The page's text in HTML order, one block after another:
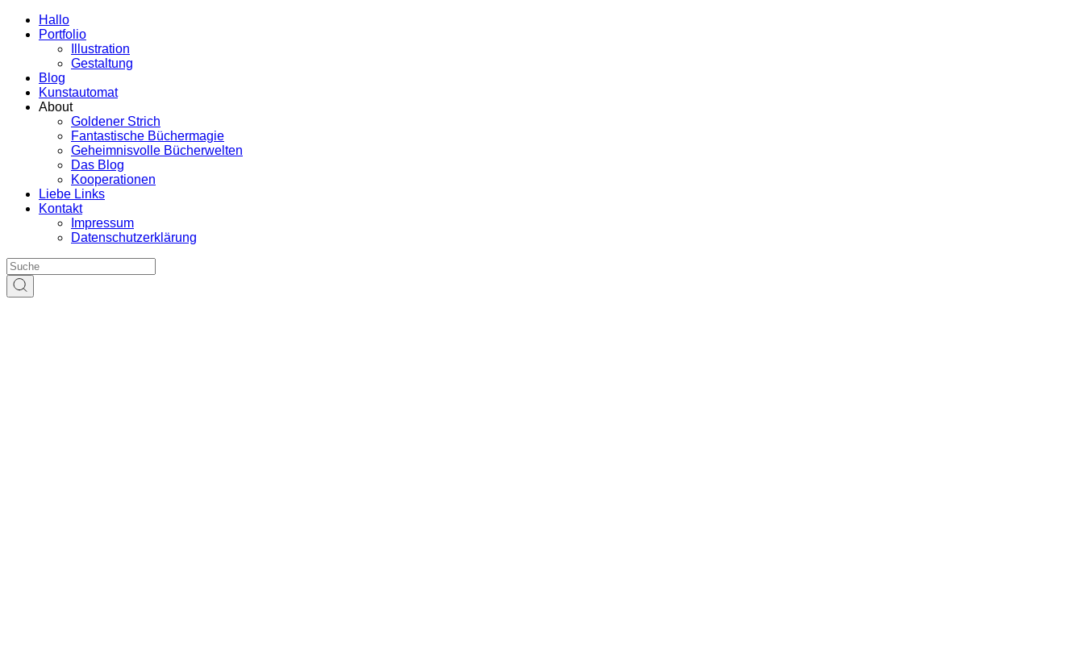
Hallo
Portfolio
Illustration
Gestaltung
Blog
Kunstautomat
About
Goldener Strich
Fantastische Büchermagie
Geheimnisvolle Bücherwelten
Das Blog
Kooperationen
Liebe Links
Kontakt
Impressum
Datenschutzerklärung